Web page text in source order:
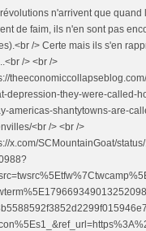
n'arrivent que quand
de faim, ils n'en sont pas
/> Certe mais ils s'en
/> <br />
depression-they-were-called-
americas-shantytowns-are-
<br /> <br />
x.com/SCMountainGoat/